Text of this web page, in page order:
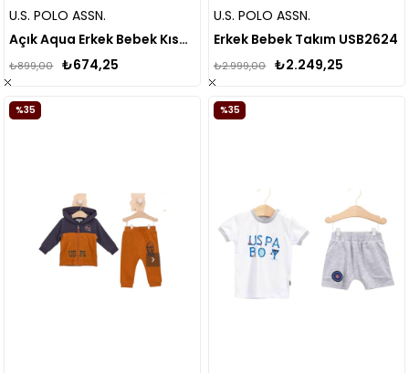
U.S. POLO ASSN.
Açık Aqua Erkek Bebek Kısa Kollu Takım
₺674,25
₺899,00
U.S. POLO ASSN.
Erkek Bebek Takım USB2624
₺2.249,25
₺2.999,00
%35 %35